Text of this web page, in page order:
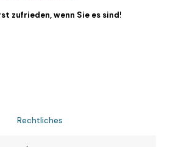
zufrieden, wenn Sie es sind!
Rechtliches